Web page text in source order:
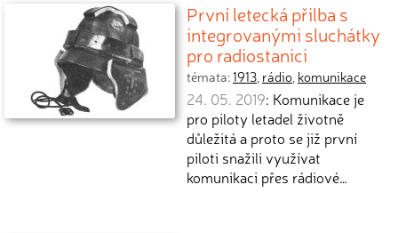
První letecká přilba s
integrovanými sluchátky
pro radiostanici
témata:1913, rádio, komunikace
24. 05. 2019: Komunikace je
pro piloty letadel životně
důležitá a proto se již první
piloti snažili využívat
komunikaci přes rádiové…